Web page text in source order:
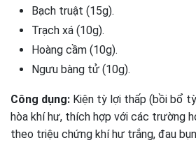
Bạch truật (15g).
Trạch xá (10g).
Hoàng cầm (10g).
Ngưu bàng tử (10g).
Công dụng: Kiện tỳ lợi thấp (bồi bổ
hòa khí hư, thích hợp với các trường
theo triệu chứng khí hư trắng, đau